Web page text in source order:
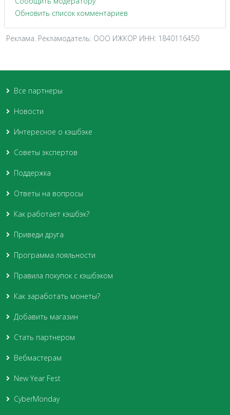
Обновить список комментариев
Реклама. Рекламодатель: ООО ИЖКОР ИНН: 1840116450
Все партнеры
Новости
Интересное о кэшбэке
Советы экспертов
Поддержка
Ответы на вопросы
Как работает кэшбэк?
Приведи друга
Программа лояльности
Правила покупок с кэшбэком
Как заработать монеты?
Добавить магазин
Стать партнером
Вебмастерам
New Year Fest
CyberMonday